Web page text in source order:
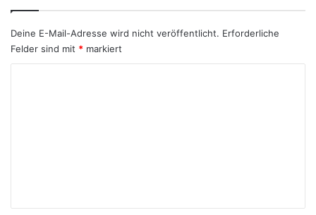
Deine E-Mail-Adresse wird nicht veröffentlicht. Erforderliche
Felder sind mit * markiert